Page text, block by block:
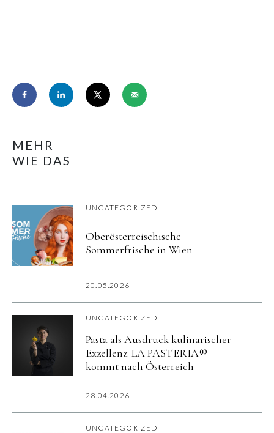
MEHR
WIE DAS
UNCATEGORIZED
Oberösterreischische
Sommerfrische in Wien
20.05.2026
UNCATEGORIZED
Pasta als Ausdruck kulinarischer
Exzellenz: LA PASTERIA®
kommt nach Österreich
28.04.2026
UNCATEGORIZED